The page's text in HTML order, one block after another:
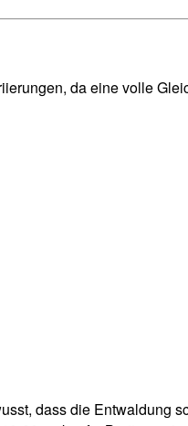
da eine volle
dass die Entwaldung